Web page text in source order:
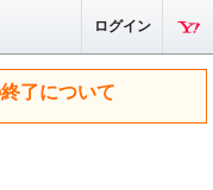
ログイン
了について